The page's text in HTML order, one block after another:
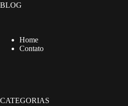
BLOG
Home
Contato
CATEGORIAS